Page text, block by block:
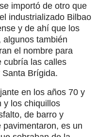
importó de otro que
industrializado Bilbao
y de ahí que los
algunos también
el nombre para
cubría las calles
Brígida.
en los años 70 y
y los chiquillos
de barro y
es un